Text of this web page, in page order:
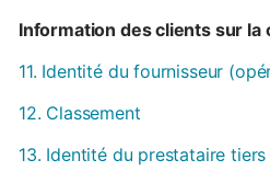
Information des clients sur la
11. Identité du fournisseur
12. Classement
13. Identité du prestataire